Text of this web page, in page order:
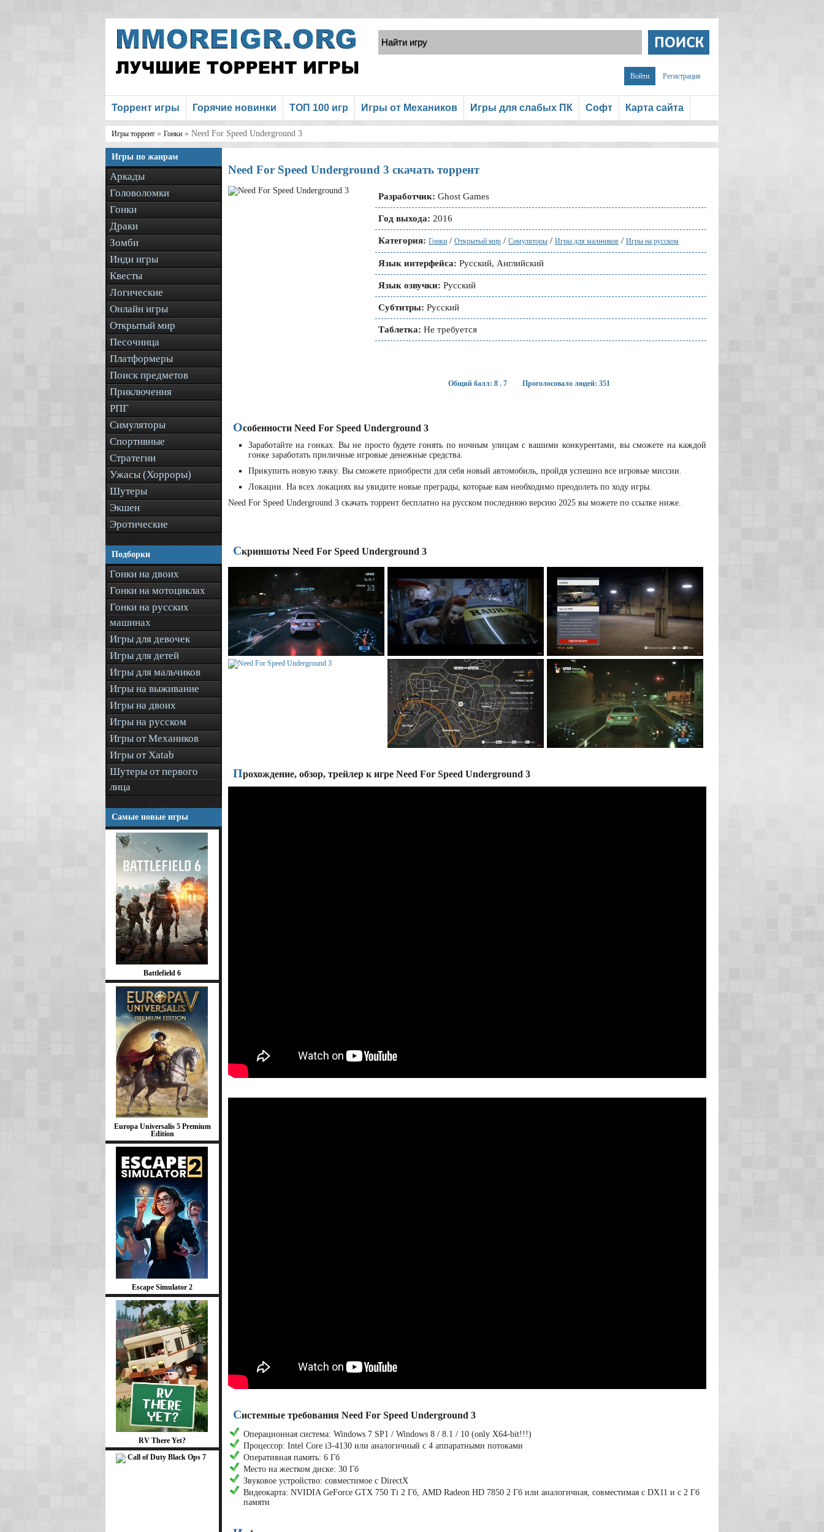
Войти Регистрация
Торрент игры Горячие новинки ТОП 100 игр Игры от Механиков Игры для слабых ПК Софт Карта сайта
Игры торрент » Гонки » Need For Speed Underground 3
Игры по жанрам
Аркады
Головоломки
Гонки
Драки
Зомби
Инди игры
Квесты
Логические
Онлайн игры
Открытый мир
Песочница
Платформеры
Поиск предметов
Приключения
РПГ
Симуляторы
Спортивные
Стратегии
Ужасы (Хорроры)
Шутеры
Экшен
Эротические
Подборки
Гонки на двоих
Гонки на мотоциклах
Гонки на русских
машинах
Игры для девочек
Игры для детей
Игры для мальчиков
Игры на выживание
Игры на двоих
Игры на русском
Игры от Механиков
Игры от Xatab
Шутеры от первого
лица
Самые новые игры
Battlefield 6
Europa Universalis 5 Premium
Edition
Escape Simulator 2
RV There Yet?
Need For Speed Underground 3 скачать торрент
Разработчик: Ghost Games
Год выхода: 2016
Категория: Гонки / Открытый мир / Симуляторы / Игры для мальчиков / Игры на русском
Язык интерфейса: Русский, Английский
Язык озвучки: Русский
Субтитры: Русский
Таблетка: Не требуется
Общий балл: 8 . 7 Проголосовало людей: 351
Особенности Need For Speed Underground 3
Заработайте на гонках. Вы не просто будете гонять по ночным улицам с вашими конкурентами, вы сможете на каждой
гонке заработать приличные игровые денежные средства.
Прикупить новую тачку. Вы сможете приобрести для себя новый автомобиль, пройдя успешно все игровые миссии.
Локации. На всех локациях вы увидите новые преграды, которые вам необходимо преодолеть по ходу игры.
Need For Speed Underground 3 скачать торрент бесплатно на русском последнюю версию 2025 вы можете по ссылке ниже.
Скриншоты Need For Speed Underground 3
Прохождение, обзор, трейлер к игре Need For Speed Underground 3
Системные требования Need For Speed Underground 3
Операционная система: Windows 7 SP1 / Windows 8 / 8.1 / 10 (only X64-bit!!!)
Процессор: Intel Core i3-4130 или аналогичный с 4 аппаратными потоками
Оперативная память: 6 Гб
Место на жестком диске: 30 Гб
Звуковое устройство: совместимое с DirectX
Видеокарта: NVIDIA GeForce GTX 750 Ti 2 Гб, AMD Radeon HD 7850 2 Гб или аналогичная, совместимая с DX11 и с 2 Гб
памяти